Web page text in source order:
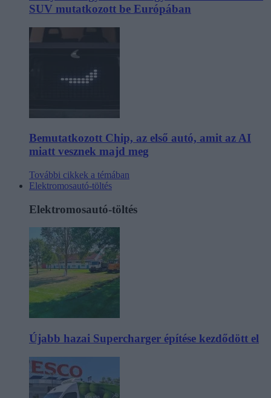
SUV mutatkozott be Európában
Bemutatkozott Chip, az első autó, amit az AI
miatt vesznek majd meg
További cikkek a témában
Elektromosautó-töltés
Elektromosautó-töltés
Újabb hazai Supercharger építése kezdődött el